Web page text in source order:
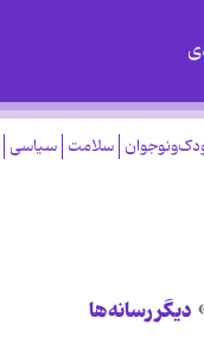
سلامت سیاسی
دیگر رسانه‌ها